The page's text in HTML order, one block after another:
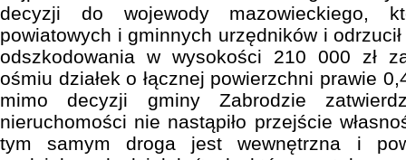
decyzji do wojewody mazowieckiego,
powiatowych i gminnych urzędników i
odszkodowania w wysokości 210 000 zł
ośmiu działek o łącznej powierzchni prawie
mimo decyzji gminy Zabrodzie
nieruchomości nie nastąpiło przejście
tym samym droga jest wewnętrzna i